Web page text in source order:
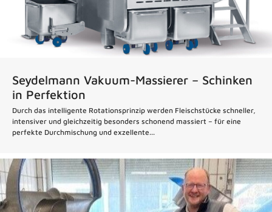
Seydelmann Vakuum-Massierer – Schinken
in Perfektion
Durch das intelligente Rotationsprinzip werden Fleischstücke schneller,
intensiver und gleichzeitig besonders schonend massiert – für eine
perfekte Durchmischung und exzellente...